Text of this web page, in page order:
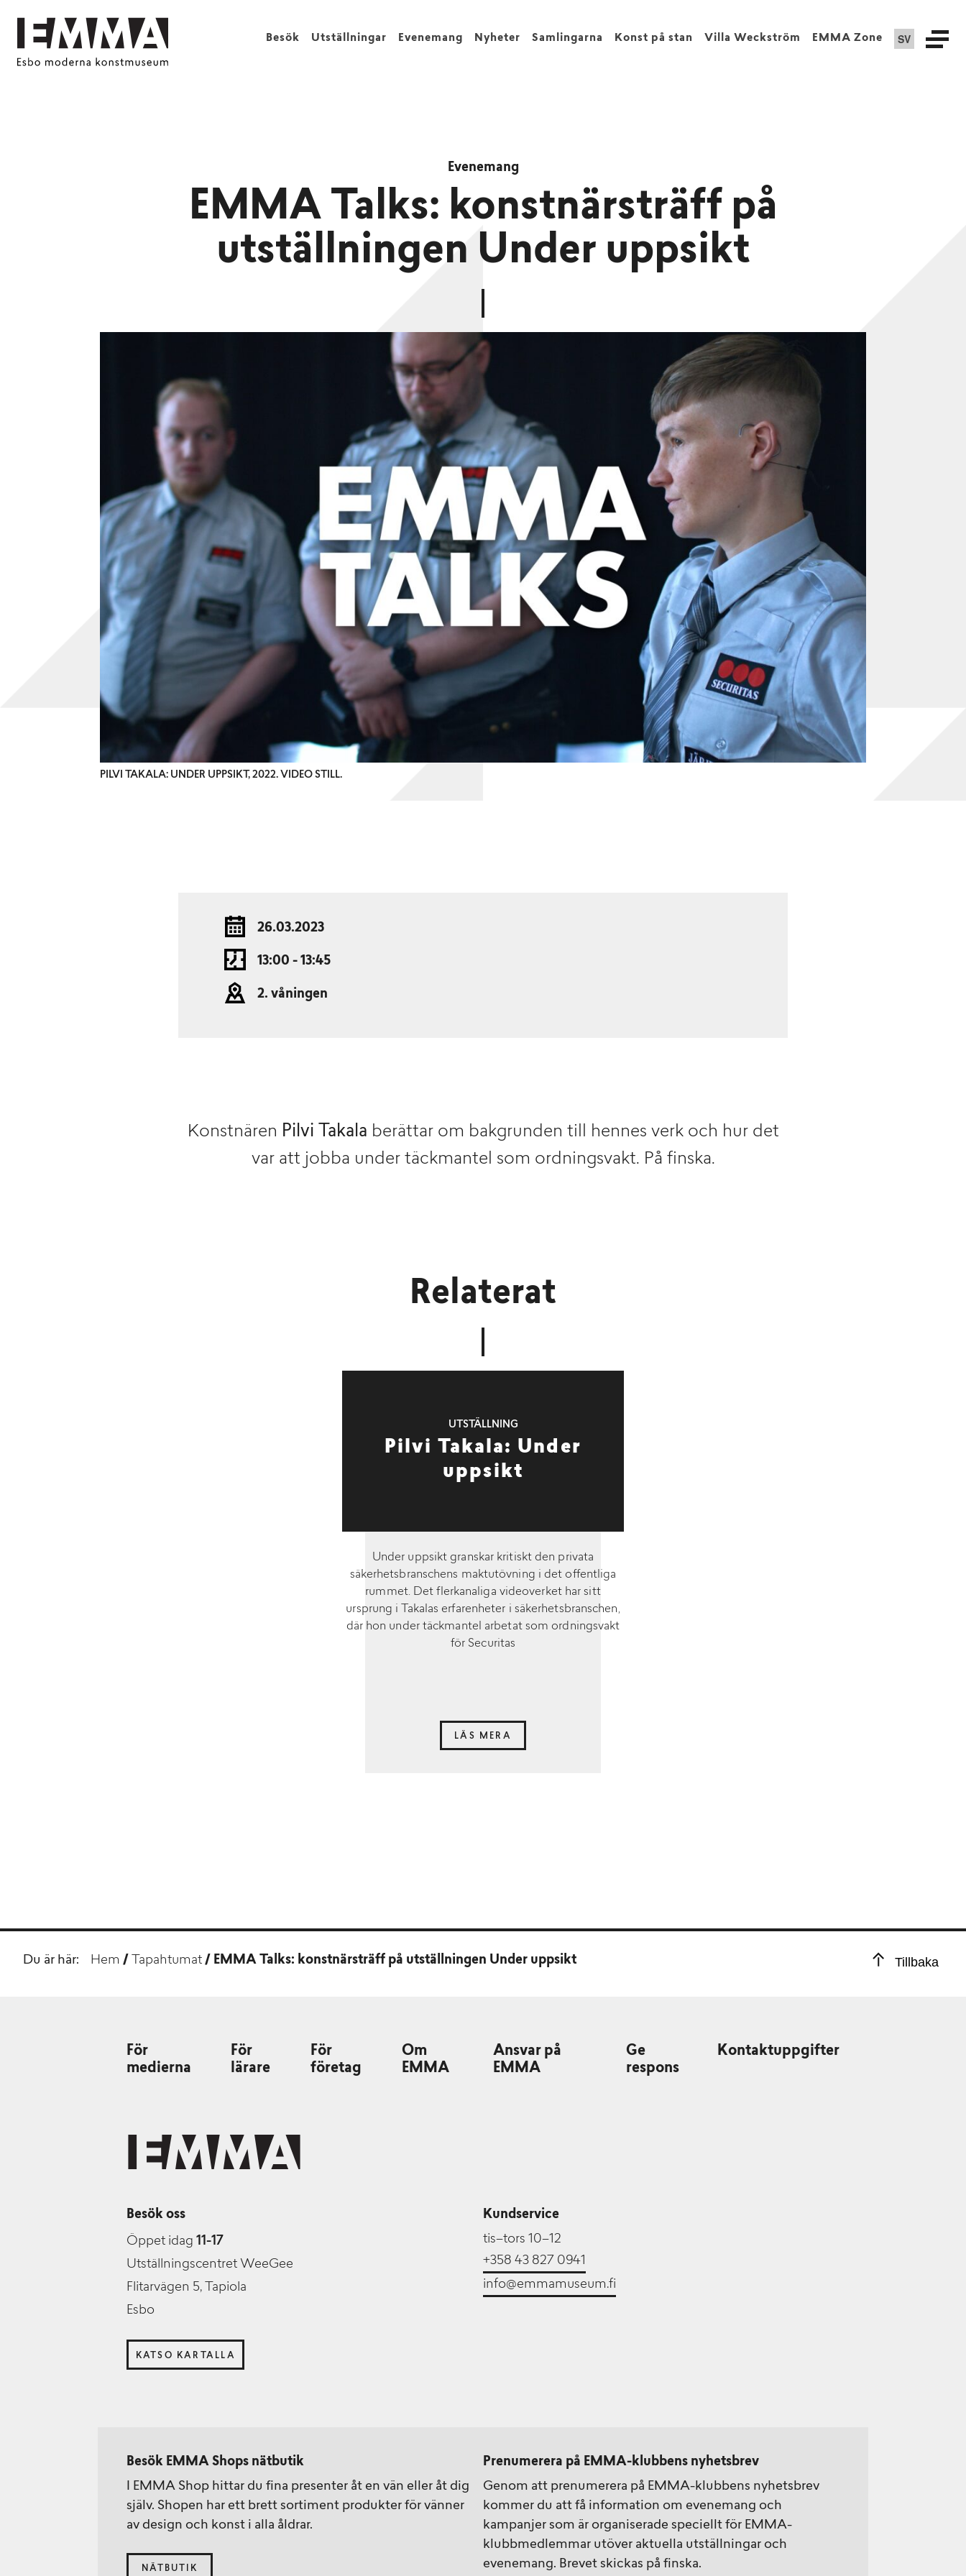
Besök Utställningar Evenemang Nyheter Samlingarna Konst på stan Villa Weckström EMMA Zone SV
Evenemang
EMMA Talks: konstnärsträff på
utställningen Under uppsikt
PILVI TAKALA: UNDER UPPSIKT, 2022. VIDEO STILL.
26.03.2023
13:00 - 13:45
2. våningen
Konstnären Pilvi Takala berättar om bakgrunden till hennes verk och hur det
var att jobba under täckmantel som ordningsvakt. På finska.
Relaterat
UTSTÄLLNING
Pilvi Takala: Under
uppsikt
Under uppsikt granskar kritiskt den privata
säkerhetsbranschens maktutövning i det offentliga
rummet. Det flerkanaliga videoverket har sitt
ursprung i Takalas erfarenheter i säkerhetsbranschen,
där hon under täckmantel arbetat som ordningsvakt
för Securitas
LÄS MERA
Du är här: Hem / Tapahtumat / EMMA Talks: konstnärsträff på utställningen Under uppsikt Tillbaka
För
medierna
För
lärare
För
företag
Om
EMMA
Ansvar på
EMMA
Ge
respons
Kontaktuppgifter
Besök oss
Öppet idag 11-17
Utställningscentret WeeGee
Flitarvägen 5, Tapiola
Esbo
KATSO KARTALLA
Kundservice
tis–tors 10–12
+358 43 827 0941
info@emmamuseum.fi
Besök EMMA Shops nätbutik
I EMMA Shop hittar du fina presenter åt en vän eller åt dig
själv. Shopen har ett brett sortiment produkter för vänner
av design och konst i alla åldrar.
NÄTBUTIK
Prenumerera på EMMA-klubbens nyhetsbrev
Genom att prenumerera på EMMA-klubbens nyhetsbrev
kommer du att få information om evenemang och
kampanjer som är organiserade speciellt för EMMA-
klubbmedlemmar utöver aktuella utställningar och
evenemang. Brevet skickas på finska.